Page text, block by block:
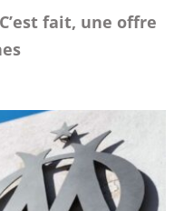
fait, une offre